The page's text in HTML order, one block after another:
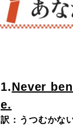
1.Never
e.
訳：うつむかな